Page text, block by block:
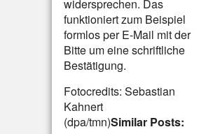
widersprechen. Das
funktioniert zum Beispiel
formlos per E-Mail mit der
Bitte um eine schriftliche
Bestätigung.
Fotocredits: Sebastian
Kahnert
(dpa/tmn)Similar Posts: